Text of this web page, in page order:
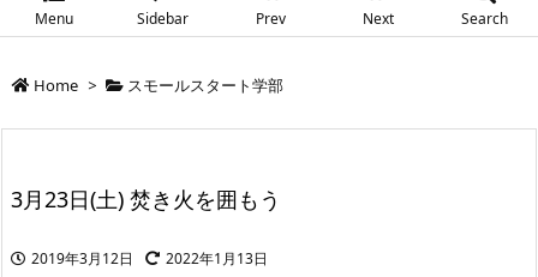
Menu Sidebar Prev Next Search
Home > スモールスタート学部
3月23日(土) 焚き火を囲もう
2019年3月12日 2022年1月13日